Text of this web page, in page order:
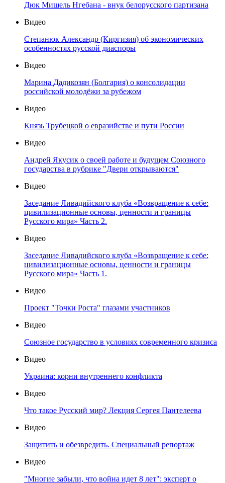
Дюк Мишель Нгебана - внук белорусского партизана
Видео
Степанюк Александр (Киргизия) об экономических
особенностях русской диаспоры
Видео
Марина Дадикозян (Болгария) о консолидации
российской молодёжи за рубежом
Видео
Князь Трубецкой о евразийстве и пути России
Видео
Андрей Якусик о своей работе и будущем Союзного
государства в рубрике "Двери открываются"
Видео
Заседание Ливадийского клуба «Возвращение к себе:
цивилизационные основы, ценности и границы
Русского мира» Часть 2.
Видео
Заседание Ливадийского клуба «Возвращение к себе:
цивилизационные основы, ценности и границы
Русского мира» Часть 1.
Видео
Проект "Точки Роста" глазами участников
Видео
Союзное государство в условиях современного кризиса
Видео
Украина: корни внутреннего конфликта
Видео
Что такое Русский мир? Лекция Сергея Пантелеева
Видео
Защитить и обезвредить. Специальный репортаж
Видео
"Многие забыли, что война идет 8 лет": эксперт о